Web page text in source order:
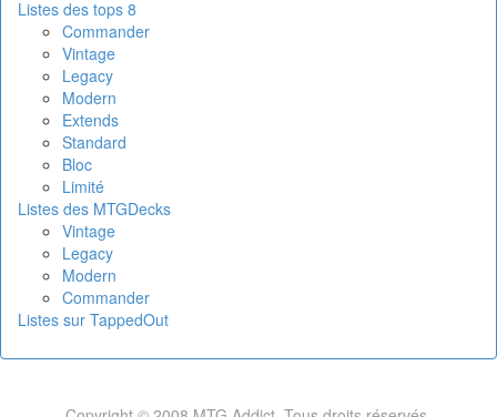
Listes des tops 8
Commander
Vintage
Legacy
Modern
Extends
Standard
Bloc
Limité
Listes des MTGDecks
Vintage
Legacy
Modern
Commander
Listes sur TappedOut